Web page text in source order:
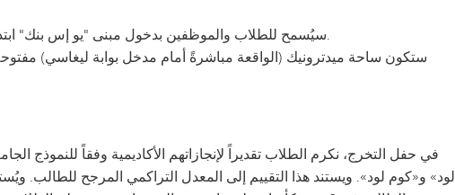
سيُسمح للطلاب والموظفين بدخول مبنى "يو إس بنك" ابتداءً من الساعة 5 مساءً للتحضير للحفل.
ستكون ساحة ميدترونيك (الواقعة مباشرةً أمام مدخل بوابة ليغاسي)
في حفل التخرج، نكرم الطلاب تقديراً لإنجازاتهم الأكاديمية وفقاً للنموذج
لود» و«كوم لود». ويستند هذا التقييم إلى المعدل التراكمي المرجح للطالب.